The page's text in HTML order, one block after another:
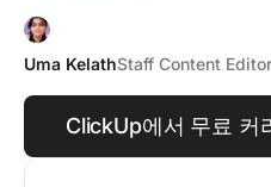
Uma KelathStaff Content Editor
ClickUp에서 무료 커